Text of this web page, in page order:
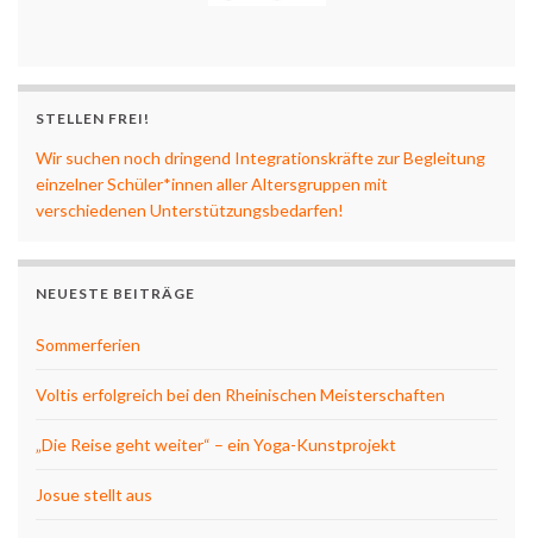
STELLEN FREI!
Wir suchen noch dringend Integrationskräfte zur Begleitung
einzelner Schüler*innen aller Altersgruppen mit
verschiedenen Unterstützungsbedarfen!
NEUESTE BEITRÄGE
Sommerferien
Voltis erfolgreich bei den Rheinischen Meisterschaften
„Die Reise geht weiter“ – ein Yoga-Kunstprojekt
Josue stellt aus